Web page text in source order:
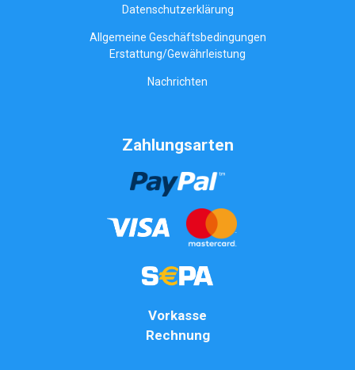
Datenschutzerklärung
Allgemeine Geschäftsbedingungen
Erstattung/Gewährleistung
Nachrichten
Zahlungsarten
Vorkasse
Rechnung